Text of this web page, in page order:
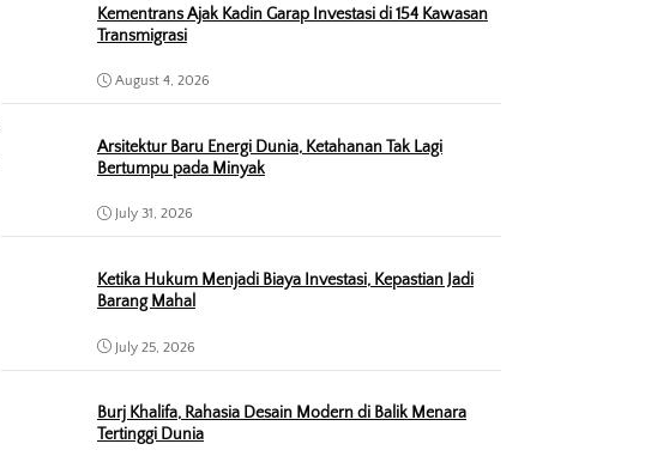
Kementrans Ajak Kadin Garap Investasi di 154 Kawasan
Transmigrasi
August 4, 2026
Arsitektur Baru Energi Dunia, Ketahanan Tak Lagi
Bertumpu pada Minyak
July 31, 2026
Ketika Hukum Menjadi Biaya Investasi, Kepastian Jadi
Barang Mahal
July 25, 2026
Burj Khalifa, Rahasia Desain Modern di Balik Menara
Tertinggi Dunia